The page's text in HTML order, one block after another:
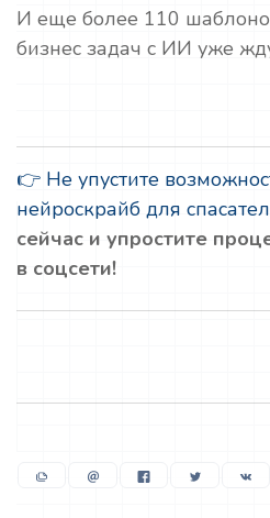
И еще более 110
бизнес задач с ИИ уже
👉 Не упустите
нейроскрайб для
сейчас и упростите
в соцсети!